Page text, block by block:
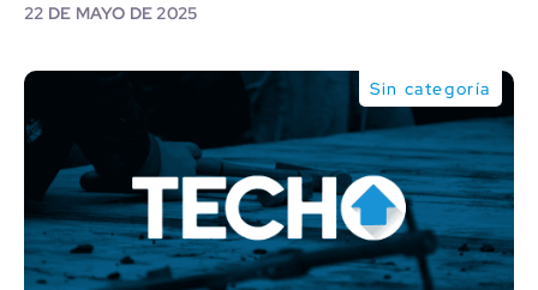
22 DE MAYO DE 2025
Sin categoría